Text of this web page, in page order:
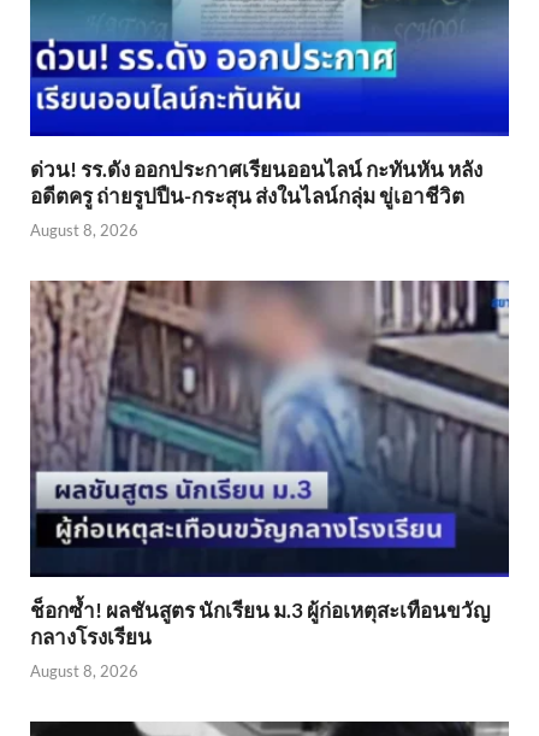
ด่วน! รร.ดัง ออกประกาศเรียนออนไลน์ กะทันหัน หลัง
อดีตครู ถ่ายรูปปืน-กระสุน ส่งในไลน์กลุ่ม ขู่เอาชีวิต
August 8, 2026
ช็อกซ้ำ! ผลชันสูตร นักเรียน ม.3 ผู้ก่อเหตุสะเทือนขวัญ
กลางโรงเรียน
August 8, 2026